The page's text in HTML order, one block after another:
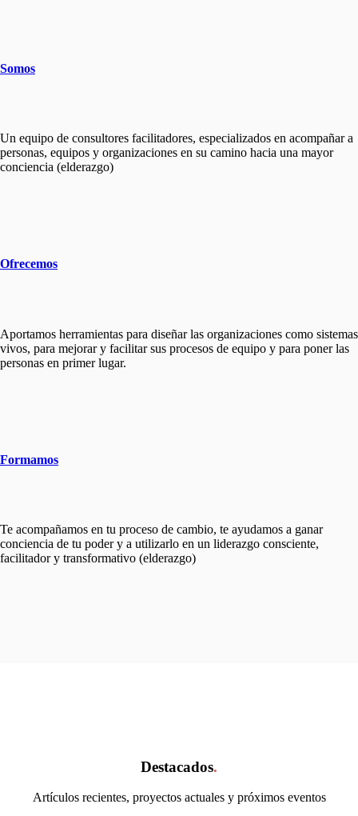
Somos
Un equipo de consultores facilitadores, especializados en acompañar a
personas, equipos y organizaciones en su camino hacia una mayor
conciencia (elderazgo)
Ofrecemos
Aportamos herramientas para diseñar las organizaciones como sistemas
vivos, para mejorar y facilitar sus procesos de equipo y para poner las
personas en primer lugar.
Formamos
Te acompañamos en tu proceso de cambio, te ayudamos a ganar
conciencia de tu poder y a utilizarlo en un liderazgo consciente,
facilitador y transformativo (elderazgo)
Destacados.
Artículos recientes, proyectos actuales y próximos eventos